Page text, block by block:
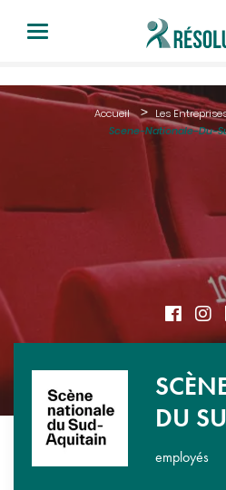
Accueil
Les
Scene-Nationale-Du-
DU
employés